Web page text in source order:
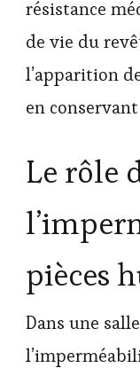
résistance
de vie du
l’apparition
en
Le rôle
pièces
Dans une